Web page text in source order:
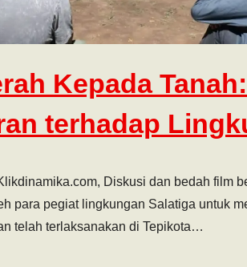
Kepada
terhadap
Diskusi dan bedah film
para pegiat lingkungan Salatiga untuk
telah terlaksanakan di Tepikota…